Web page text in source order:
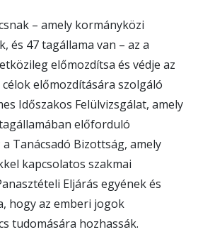
– amely kormányközi
és 47 tagállama van – az a
előmozdítsa és védje az
előmozdítására szolgáló
Időszakos Felülvizsgálat, amely
előforduló
Tanácsadó Bizottság, amely
kapcsolatos szakmai
Eljárás egyének és
hogy az emberi jogok
tudomására hozhassák.